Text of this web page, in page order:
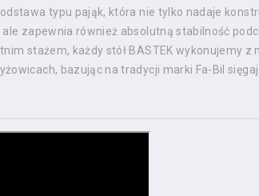
typu pająk, która nie tylko nadaje
zapewnia również absolutną stabilność
stażem, każdy stół BASTEK wykonujemy z
bazując na tradycji marki Fa-Bil